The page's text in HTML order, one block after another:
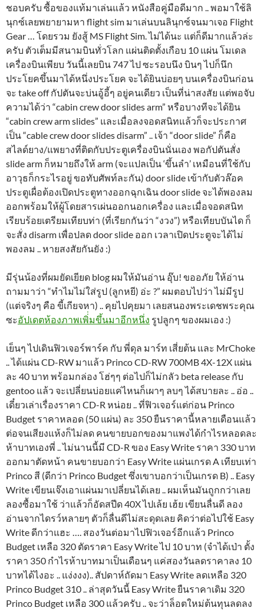
ชอบครับ ซื้อของแท้มาเล่นแล้ว หนังสือคู่มือดีมาก .. พอมาใช้ลิ
นุกซ์เลยพยายามหา flight sim มาเล่นบนลินุกซ์จนมาเจอ Flight
Gear … โดยรวม ยังสู้ MS Flight Sim. ไม่ได้นะ แต่ก็ดีมากแล้วล่ะ
ครับ ตัวเต็มมีสนามบินทั่วโลก แผ่นติดตั้งเกือบ 10 แผ่น โมเดล
เครื่องบินเพียบ วันนี้เลยบิน 747 ไป ซะรอบนึง บินๆ ไปก็นึก
ประโยคขึ้นมาได้หนึ่งประโยค จะได้ยินบ่อยๆ บนเครื่องบินก่อน
จะ take off กัปตันจะบ่นอู้อี้ๆ อยู่คนเดียว เป็นที่น่าสงสัย แต่พอจับ
ความได้ว่า “cabin crew door slides arm” หรือบางทีจะได้ยิน
“cabin crew arm slides” และเมื่อลงจอดสนิทแล้วก็จะประกาศ
เป็น “cable crew door slides disarm” .. เจ้า “door slide” ก็คือ
สไลด์ยาง/แพยางที่ติดกับประตูเครื่องบินนั่นเอง พอกัปตันสั่ง
slide arm ก็หมายถึงให้ arm (จะแปลเป็น ‘ขึ้นลำ’ เหมือนที่ใช้กับ
อาวุธก็กระไรอยู่ ขอทับศัพท์ละกัน) door slide เข้ากับตัวล๊อค
ประตูเผื่อต้องเปิดประตูทางออกฉุกเฉิน door slide จะได้พองลม
ออกพร้อมให้ผู้โดยสารเผ่นออกนอกเครื่อง และเมื่อจอดสนิท
เรียบร้อยเตรียมเทียบท่า (ที่เรียกกันว่า “งวง”) หรือเทียบบันได ก็
จะสั่ง disarm เพื่อปลด door slide ออก เวลาเปิดประตูจะได้ไม่
พองลม .. หายสงสัยกันยัง :)
มีรุ่นน้องที่ผมยัดเยียด blog ผมให้มันอ่าน อุ๊บ! ขออภัย ให้อ่าน
ถามมาว่า “ทำไมไม่ใส่รูป (ลูกหยี) อ่ะ ?” ผมตอบไปว่า ไม่มีรูป
(แต่จริงๆ คือ ขี้เกียจหา) .. คุยไปคุยมา เลยสนองพระเดชพระคุณ
ซะอัปเดตห้องภาพเพิ่่มขึ้นมาอีกหนึ่ง รูปลูกๆ ของผมเอง :)
เย็นๆ ไปเดินฟิวเจอร์พาร์ค กับ พี่ดุล มาร์ท เสี่ยต้น และ MrChoke
.. ได้แผ่น CD-RW มาแล้ว Princo CD-RW 700MB 4X-12X แผ่น
ละ 40 บาท พร้อมกล่อง โฮ่ๆๆ ต่อไปก็ไม่กลัว beta release กับ
gentoo แล้ว จะเปลี่ยนบ่อยแค่ไหนก็เผาๆ ลบๆ ได้สบายละ .. อ่อ ..
เดี๋ยวเล่าเรื่องราคา CD-R หน่อย .. ที่ฟิวเจอร์แต่ก่อน Princo
Budget ราคาหลอด (50 แผ่น) ละ 350 ยืนราคานี้หลายเดือนแล้ว
ต่อจนเสียงแห้งก็ไม่ลด คนขายบอกของมาแพงได้กำไรหลอดละ
ห้าบาทเองพี่ .. ไม่นานนี้มี CD-R ของ Easy Write ราคา 330 บาท
ออกมาตัดหน้า คนขายบอกว่า Easy Write แผ่นเกรด A เทียบเท่า
Princo สี (ดีกว่า Princo Budget ซึ่งเขาบอกว่าเป็นเกรด B) .. Easy
Write เขียนเจ๊งเอาแผ่นมาเปลี่ยนได้เลย .. ผมเห็นมันถูกกว่าเลย
ลองซื้อมาใช้ ว่าแล้วก็อัดสปีด 40X ไปเล้ย เฮ้ย เขียนลื่นดี ลอง
อ่านจากไดรว์หลายๆ ตัวก็ลื่นดีไม่สะดุดเลย คิดว่าต่อไปใช้ Easy
Write ดีกว่าแฮะ …. สองวันต่อมาไปฟิวเจอร์อีกแล้ว Princo
Budget เหลือ 320 ตัดราคา Easy Write ไป 10 บาท (จำได้เป่า ตั้ง
ราคา 350 กำไรห้าบาทมาเป็นเดือนๆ แค่สองวันลดราคาลง 10
บาทได้ไงอะ .. แง่งงง).. สัปดาห์ถัดมา Easy Write ลดเหลือ 320
Princo Budget 310 .. ล่าสุดวันนี้ Easy Write ยืนราคาเดิม 320
Princo Budget เหลือ 300 แล้วครับ .. จะว่าล็อตใหม่ต้นทุนลดลง